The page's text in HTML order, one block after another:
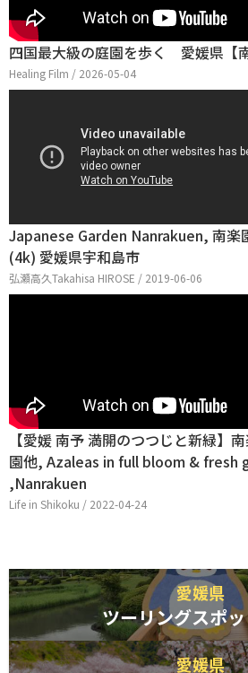
四国最大級の庭園を歩く 愛媛県【
Healing Film / 2026-05-04
Japanese Garden Nanrakuen, 南楽
(4k) 愛媛県宇和島市
弘瀬高久Takahisa HIROSE / 2019-06-06
【愛媛 南予 満開のつつじと新緑】
園他, Azaleas in full bloom & fresh
,Nanrakuen
Life in Shikoku / 2022-04-24
愛媛県
ツーリングスポ
愛媛県